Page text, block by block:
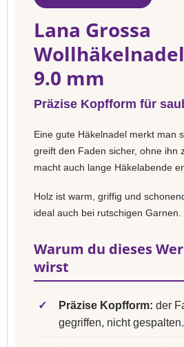
Lana Grossa
9.0 mm
Präzise Kopfform für
Eine gute Häkelnadel merkt man
greift den Faden sicher, ohne ihn
macht auch lange Häkelabende
Holz ist warm, griffig und
ideal auch bei rutschigen Garnen.
Warum du dieses
wirst
✓ Präzise Kopfform: der
gegriffen, nicht gespalten.